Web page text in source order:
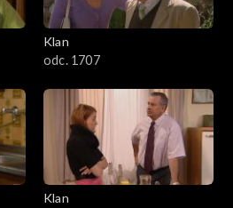
Klan
odc. 1707
Klan